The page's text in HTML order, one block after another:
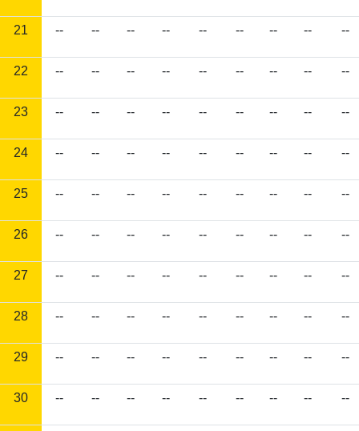
21 -- -- -- -- -- -- -- -- --
22 -- -- -- -- -- -- -- -- --
23 -- -- -- -- -- -- -- -- --
24 -- -- -- -- -- -- -- -- --
25 -- -- -- -- -- -- -- -- --
26 -- -- -- -- -- -- -- -- --
27 -- -- -- -- -- -- -- -- --
28 -- -- -- -- -- -- -- -- --
29 -- -- -- -- -- -- -- -- --
30 -- -- -- -- -- -- -- -- --